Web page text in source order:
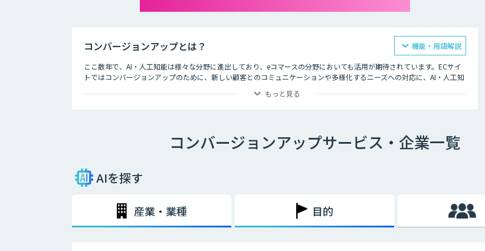
コンバージョンアップとは？
ここ数年で、AI・人工知能は様々な分野に進出しており、eコマースの分野においても活用が期待されています。ECサイ
トではコンバージョンアップのために、新しい顧客とのコミュニケーションや多様化するニーズへの対応に、AI・人工知
「既にクーポンの自動表示を行っているが逆効果だという声もある」
このようなお悩みの声が数多く寄せられています。
お客様の行動履歴から1人ひとりのニーズを分析し、興味のある商品を最適なタイミングでレコメンドするAI・人工知能
搭載の各種サービスが注目されています。
もっと見る
機能・用語解説
コンバージョンアップサービス・企業一覧
AIを探す
産業・業種 目的